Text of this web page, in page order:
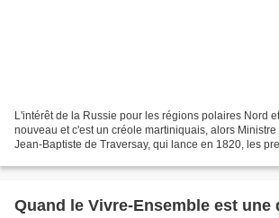
L'intérêt de la Russie pour les régions polaires Nord
nouveau et c'est un créole martiniquais, alors
Jean-Baptiste de Traversay, qui lance en 1820, les
Quand le Vivre-Ensemble est une